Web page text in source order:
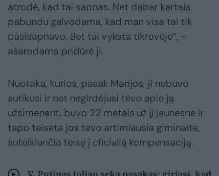
atrodė, kad tai sapnas. Net dabar kartais
pabundu galvodama, kad man visa tai tik
pasisapnavo. Bet tai vyksta tikrovėje“, –
ašarodama pridūrė ji.
Nuotaka, kurios, pasak Marijos, ji nebuvo
sutikusi ir net negirdėjusi tėvo apie ją
užsimenant, buvo 22 metais už jį jaunesnė ir
tapo teisėta jos tėvo artimiausia giminaite,
suteikiančia teisę į oficialią kompensaciją.